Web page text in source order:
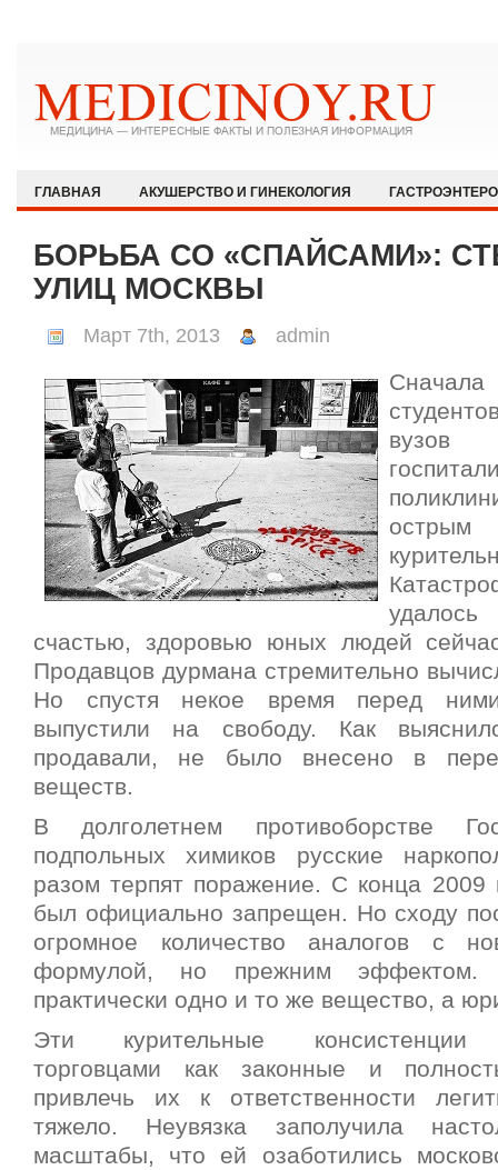
ГЛАВНАЯ АКУШЕРСТВО И ГИНЕКОЛОГИЯ
КАРДИОЛОГИЯ
МЕДИЦИНА И ОБЩЕСТВО
НЕВРОЛОГИЯ
ОФТАЛЬМОЛОГИЯ
РЕВМАТОЛОГИЯ И НЕФРОЛОГИЯ
ХИРУРГИЯ
ЭКСТРЕННАЯ МЕДИЦИНА ЭНДОКРИНОЛОГИЯ
БОРЬБА СО «СПАЙСАМИ»:
УЛИЦ МОСКВЫ
Март 7th, 2013 admin
вузов
счастью, здоровью юных людей
Продавцов дурмана стремительно
Но спустя некое время перед
выпустили на свободу. Как
продавали, не было внесено в
веществ.
В долголетнем противоборстве
подпольных химиков русские
разом терпят поражение. С конца
был официально запрещен. Но сходу
огромное количество аналогов с
формулой, но прежним
практически одно и то же вещество, а
Эти курительные консистенции
торговцами как законные и
привлечь их к ответственности
тяжело. Неувязка заполучила
масштабы, что ей озаботились